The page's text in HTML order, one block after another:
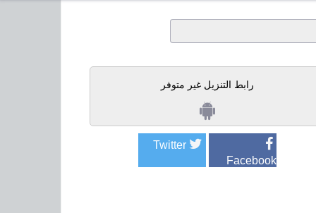
رابط التنزيل غير متوفر
Facebook
Twitter